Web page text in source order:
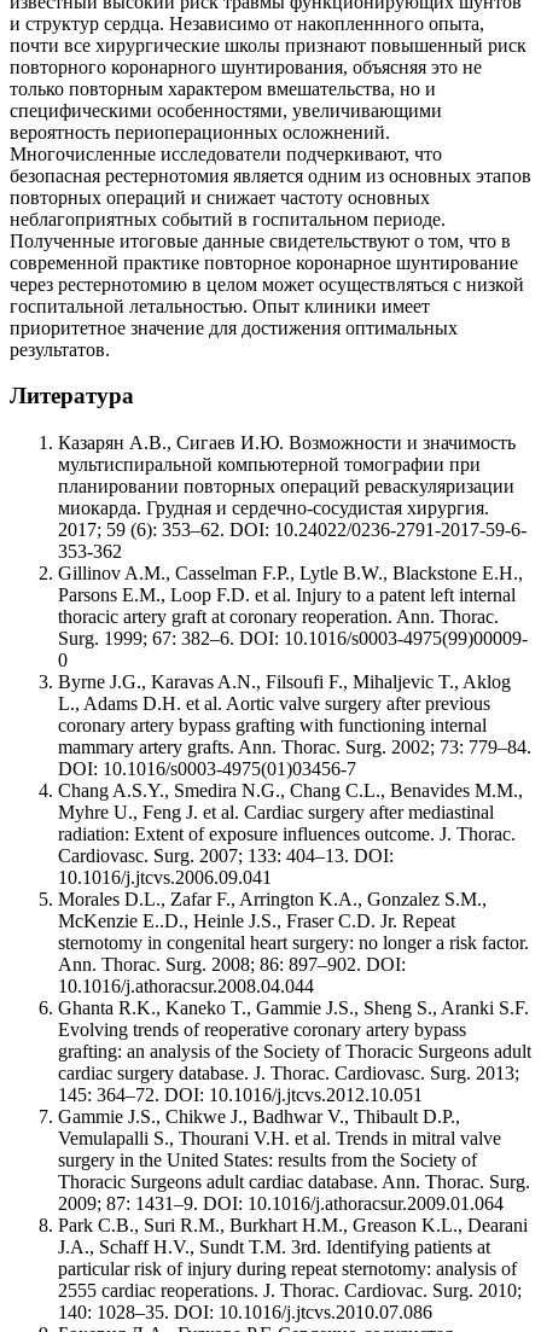
и структур сердца. Независимо от накопленнного опыта,
почти все хирургические школы признают повышенный риск
повторного коронарного шунтирования, объясняя это не
только повторным характером вмешательства, но и
специфическими особенностями, увеличивающими
вероятность периоперационных осложнений.
Многочисленные исследователи подчеркивают, что
безопасная рестернотомия является одним из основных этапов
повторных операций и снижает частоту основных
неблагоприятных событий в госпитальном периоде.
Полученные итоговые данные свидетельствуют о том, что в
современной практике повторное коронарное шунтирование
через рестернотомию в целом может осуществляться с низкой
госпитальной летальностью. Опыт клиники имеет
приоритетное значение для достижения оптимальных
результатов.
Литература
Казарян А.В., Сигаев И.Ю. Возможности и значимость
мультиспиральной компьютерной томографии при
планировании повторных операций реваскуляризации
миокарда. Грудная и сердечно-сосудистая хирургия.
2017; 59 (6): 353–62. DOI: 10.24022/0236-2791-2017-59-6-
353-362
Gillinov A.M., Casselman F.P., Lytle B.W., Blackstone E.H.,
Parsons E.M., Loop F.D. et al. Injury to a patent left internal
thoracic artery graft at coronary reoperation. Ann. Thorac.
Surg. 1999; 67: 382–6. DOI: 10.1016/s0003-4975(99)00009-
0
Byrne J.G., Karavas A.N., Filsoufi F., Mihaljevic T., Aklog
L., Adams D.H. et al. Aortic valve surgery after previous
coronary artery bypass grafting with functioning internal
mammary artery grafts. Ann. Thorac. Surg. 2002; 73: 779–84.
DOI: 10.1016/s0003-4975(01)03456-7
Chang A.S.Y., Smedira N.G., Chang C.L., Benavides M.M.,
Myhre U., Feng J. et al. Cardiac surgery after mediastinal
radiation: Extent of exposure influences outcome. J. Thorac.
Cardiovasc. Surg. 2007; 133: 404–13. DOI:
10.1016/j.jtcvs.2006.09.041
Morales D.L., Zafar F., Arrington K.A., Gonzalez S.M.,
McKenzie E..D., Heinle J.S., Fraser C.D. Jr. Repeat
sternotomy in congenital heart surgery: no longer a risk factor.
Ann. Thorac. Surg. 2008; 86: 897–902. DOI:
10.1016/j.athoracsur.2008.04.044
Ghanta R.K., Kaneko T., Gammie J.S., Sheng S., Aranki S.F.
Evolving trends of reoperative coronary artery bypass
grafting: an analysis of the Society of Thoracic Surgeons adult
cardiac surgery database. J. Thorac. Cardiovasc. Surg. 2013;
145: 364–72. DOI: 10.1016/j.jtcvs.2012.10.051
Gammie J.S., Chikwe J., Badhwar V., Thibault D.P.,
Vemulapalli S., Thourani V.H. et al. Trends in mitral valve
surgery in the United States: results from the Society of
Thoracic Surgeons adult cardiac database. Ann. Thorac. Surg.
2009; 87: 1431–9. DOI: 10.1016/j.athoracsur.2009.01.064
Park C.B., Suri R.M., Burkhart H.M., Greason K.L., Dearani
J.A., Schaff H.V., Sundt T.M. 3rd. Identifying patients at
particular risk of injury during repeat sternotomy: analysis of
2555 cardiac reoperations. J. Thorac. Cardiovac. Surg. 2010;
140: 1028–35. DOI: 10.1016/j.jtcvs.2010.07.086